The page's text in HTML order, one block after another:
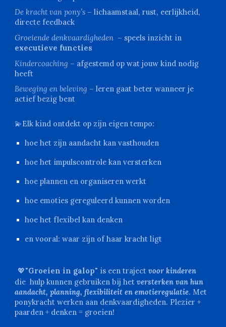
De kracht van pony’s – lichaamstaal, rust, eerlijkheid,
directe feedback
Groeiende denkvaardigheden – speels inzicht in
executieve functies
Kindercoaching – afgestemd op wat jouw kind nodig
heeft
Beweging en beleving – leren gaat beter wanneer je
actief bezig bent
💫Elk kind ontdekt op zijn eigen tempo:
hoe het zijn aandacht kan vasthouden
hoe het impulscontrole kan versterken
hoe plannen en organiseren werkt
hoe emoties gereguleerd kunnen worden
hoe het flexibel kan denken
en vooral: waar zijn of haar kracht ligt
💖"Groeien in galop" is een trajectvoorkinderen
die hulp kunnen gebruiken bij hetversterken van hun
aandacht, planning, flexibiliteit en emotieregulatie. Met
ponykracht werken aan denkvaardigheden. Plezier +
paarden + denken = groeien!